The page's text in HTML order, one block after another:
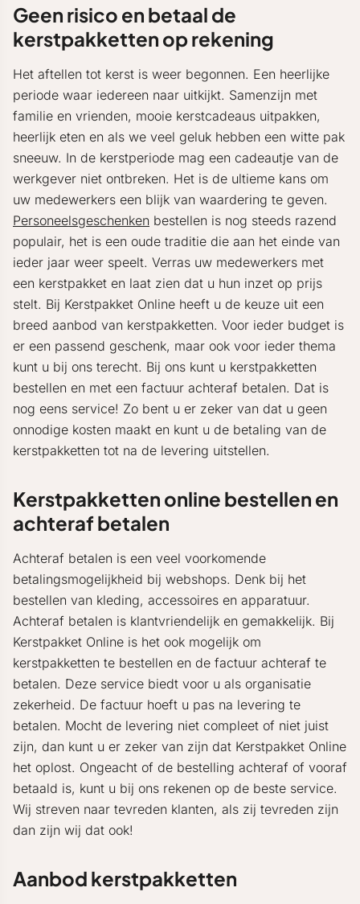
Geen risico en betaal de
kerstpakketten op rekening
Het aftellen tot kerst is weer begonnen. Een heerlijke
periode waar iedereen naar uitkijkt. Samenzijn met
familie en vrienden, mooie kerstcadeaus uitpakken,
heerlijk eten en als we veel geluk hebben een witte pak
sneeuw. In de kerstperiode mag een cadeautje van de
werkgever niet ontbreken. Het is de ultieme kans om
uw medewerkers een blijk van waardering te geven.
Personeelsgeschenken bestellen is nog steeds razend
populair, het is een oude traditie die aan het einde van
ieder jaar weer speelt. Verras uw medewerkers met
een kerstpakket en laat zien dat u hun inzet op prijs
stelt. Bij Kerstpakket Online heeft u de keuze uit een
breed aanbod van kerstpakketten. Voor ieder budget is
er een passend geschenk, maar ook voor ieder thema
kunt u bij ons terecht. Bij ons kunt u kerstpakketten
bestellen en met een factuur achteraf betalen. Dat is
nog eens service! Zo bent u er zeker van dat u geen
onnodige kosten maakt en kunt u de betaling van de
kerstpakketten tot na de levering uitstellen.
Kerstpakketten online bestellen en
achteraf betalen
Achteraf betalen is een veel voorkomende
betalingsmogelijkheid bij webshops. Denk bij het
bestellen van kleding, accessoires en apparatuur.
Achteraf betalen is klantvriendelijk en gemakkelijk. Bij
Kerstpakket Online is het ook mogelijk om
kerstpakketten te bestellen en de factuur achteraf te
betalen. Deze service biedt voor u als organisatie
zekerheid. De factuur hoeft u pas na levering te
betalen. Mocht de levering niet compleet of niet juist
zijn, dan kunt u er zeker van zijn dat Kerstpakket Online
het oplost. Ongeacht of de bestelling achteraf of vooraf
betaald is, kunt u bij ons rekenen op de beste service.
Wij streven naar tevreden klanten, als zij tevreden zijn
dan zijn wij dat ook!
Aanbod kerstpakketten